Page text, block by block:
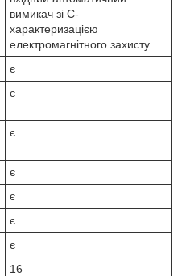
вимикач зі С-
характеризацією
електромагнітного захисту
є
є
є
є
є
є
є
16